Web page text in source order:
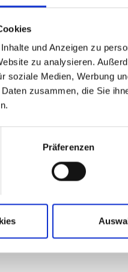
und Anzeigen zu
zu analysieren.
soziale Medien, Werbung
zusammen, die Sie
Präferenzen